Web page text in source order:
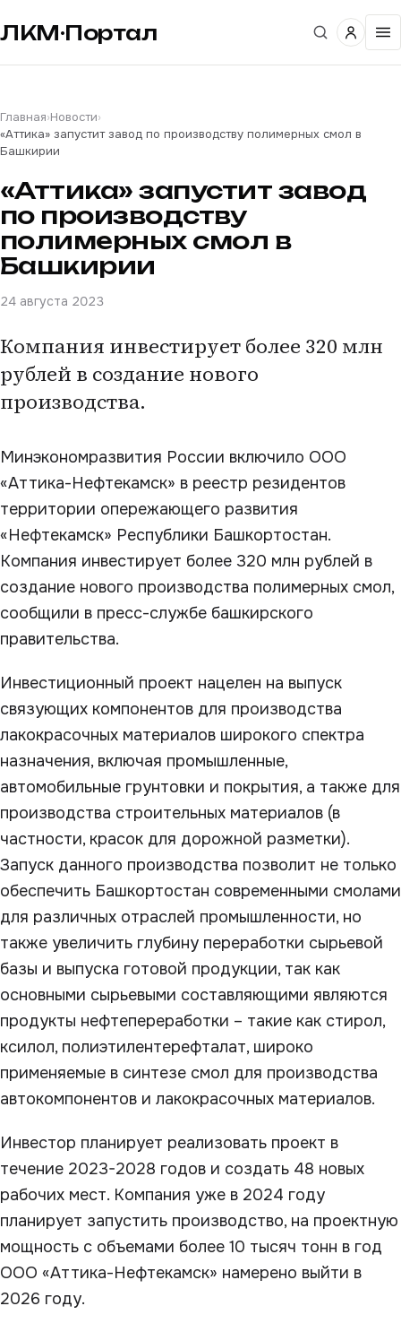
ЛКМ·Портал
Главная›Новости›
«Аттика» запустит завод по производству полимерных смол в
Башкирии
«Аттика» запустит завод
по производству
полимерных смол в
Башкирии
24 августа 2023
Компания инвестирует более 320 млн
рублей в создание нового
производства.
Минэкономразвития России включило ООО
«Аттика-Нефтекамск» в реестр резидентов
территории опережающего развития
«Нефтекамск» Республики Башкортостан.
Компания инвестирует более 320 млн рублей в
создание нового производства полимерных смол,
сообщили в пресс-службе башкирского
правительства.
Инвестиционный проект нацелен на выпуск
связующих компонентов для производства
лакокрасочных материалов широкого спектра
назначения, включая промышленные,
автомобильные грунтовки и покрытия, а также для
производства строительных материалов (в
частности, красок для дорожной разметки).
Запуск данного производства позволит не только
обеспечить Башкортостан современными смолами
для различных отраслей промышленности, но
также увеличить глубину переработки сырьевой
базы и выпуска готовой продукции, так как
основными сырьевыми составляющими являются
продукты нефтепереработки – такие как стирол,
ксилол, полиэтилентерефталат, широко
применяемые в синтезе смол для производства
автокомпонентов и лакокрасочных материалов.
Инвестор планирует реализовать проект в
течение 2023-2028 годов и создать 48 новых
рабочих мест. Компания уже в 2024 году
планирует запустить производство, на проектную
мощность с объемами более 10 тысяч тонн в год
ООО «Аттика-Нефтекамск» намерено выйти в
2026 году.